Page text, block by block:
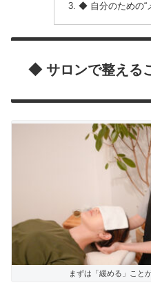
◆ 自分のための“
◆ サロンで整える
まずは「緩める」こと